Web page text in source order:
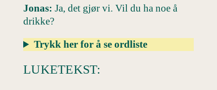
Jonas: Ja, det gjør vi. Vil du ha noe å
drikke?
Trykk her for å se ordliste
LUKETEKST: